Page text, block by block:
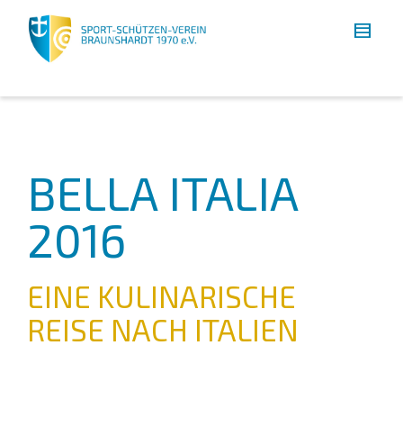
BELLA ITALIA
2016
EINE KULINARISCHE
REISE NACH ITALIEN